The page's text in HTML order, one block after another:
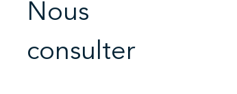
Nous
consulter